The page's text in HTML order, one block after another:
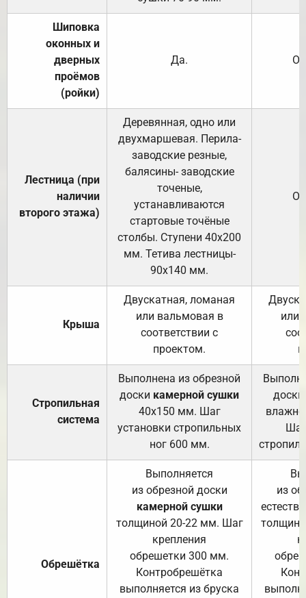
Шиповка
оконных и
дверных
проёмов
(ройки)
Да.
Лестница (при
наличии
второго этажа)
Деревянная, одно или
двухмаршевая. Перила-
заводские резные,
балясины- заводские
точеные,
устанавливаются
стартовые точёные
столбы. Ступени 40х200
мм. Тетива лестницы-
90х140 мм.
Крыша
Двускатная, ломаная
или вальмовая в
соответствии с
проектом.
или
Стропильная
система
Выполнена из обрезной
доски камерной сушки
40х150 мм. Шаг
установки стропильных
ног 600 мм.
доски
Обрешётка
Выполняется
из обрезной доски
камерной сушки
толщиной 20-22 мм. Шаг
крепления
обрешетки 300 мм.
Контробрешётка
выполняется из бруска
из